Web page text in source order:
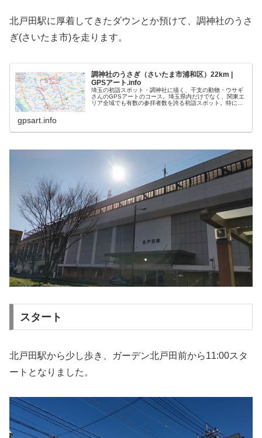
北戸田駅に厚着してきたダウンとか預けて、調神社のうさ
ぎ(さいたま市)を走ります。
調神社のうさぎ（さいたま市浦和区）22km |
GPSアート.info
埼玉の初詣スポット・調神社に描く、干支の動物・ウサギ
さんのGPSアートのコース。埼玉県内だけでなく、関東エ
リア全域でも有数の参拝者数を誇る初詣スポット。特にウ
gpsart.info
スタート
北戸田駅から少し歩き、ガーデン北戸田前から11:00スタ
ートとなりました。